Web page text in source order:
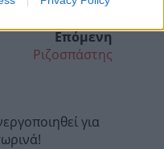
Επόμενη
Ριζοσπάστης
για